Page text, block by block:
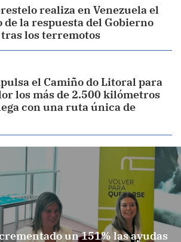
realiza en Venezuela el
la respuesta del Gobierno
los terremotos
el Camiño do Litoral para
los más de 2.500 kilómetros
con una ruta única de
un 151% las ayudas